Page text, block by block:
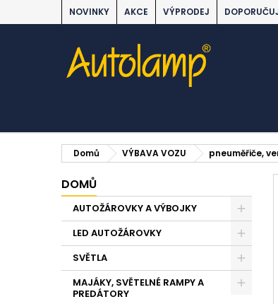
NOVINKY AKCE VÝPRODEJ
Domů VÝBAVA VOZU pneuměřiče,
DOMŮ
AUTOŽÁROVKY A VÝBOJKY
LED AUTOŽÁROVKY
SVĚTLA
MAJÁKY, SVĚTELNÉ RAMPY A
PREDÁTORY